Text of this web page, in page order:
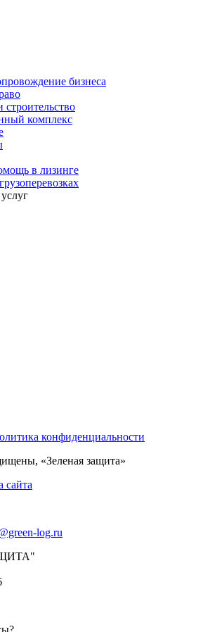
бизнеса
комплекс
в лизинге
конфиденциальности
«Зеленая защита»
сайта
log.ru